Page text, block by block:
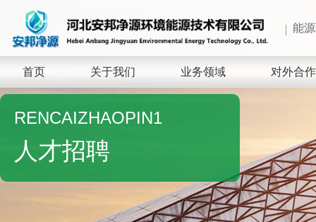
能
首页 关于我们 业务领域 对外合作
RENCAIZHAOPIN1
人才招聘